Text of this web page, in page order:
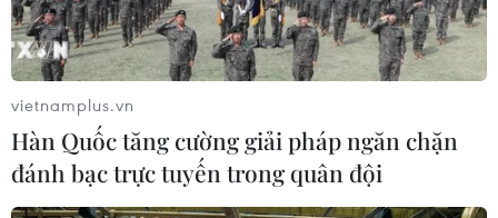
vietnamplus.vn
Hàn Quốc tăng cường giải pháp ngăn chặn
đánh bạc trực tuyến trong quân đội